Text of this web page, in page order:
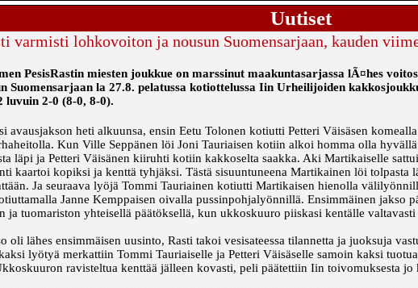
Uutiset
varmisti lohkovoiton ja nousun Suomensarjaan, kauden
PesisRastin miesten joukkue on marssinut maakuntasarjassa lÃ¤hes
Suomensarjaan la 27.8. pelatussa kotiottelussa Iin Urheilijoiden
luvuin 2-0 (8-0, 8-0).
avausjakson heti alkuunsa, ensin Eetu Tolonen kotiutti Petteri Väisäsen
a. Kun Ville Seppänen löi Joni Tauriaisen kotiin alkoi homma olla
läpi ja Petteri Väisänen kiiruhti kotiin kakkoselta saakka. Aki Martikaiselle
kaartoi kopiksi ja kenttä tyhjäksi. Tästä sisuuntuneena Martikainen löi tolpasta
Ja seuraava lyöjä Tommi Tauriainen kotiutti Martikaisen hienolla
Janne Kemppaisen oivalla pussinpohjalyönnillä. Ensimmäinen jakso
ja tuomariston yhteisellä päätöksellä, kun ukkoskuuro piiskasi kentälle valtavasti
oli lähes ensimmäisen uusinto, Rasti takoi vesisateessa tilannetta ja juoksuja
lyötyä merkattiin Tommi Tauriaiselle ja Petteri Väisäselle samoin kaksi
ravisteltua kenttää jälleen kovasti, peli päätettiin Iin toivomuksesta